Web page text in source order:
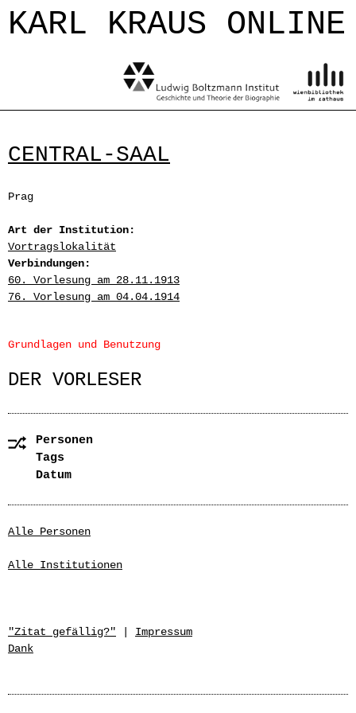
Jump to navigation
KARL KRAUS ONLINE
CENTRAL-SAAL
Prag
Art der Institution:
Vortragslokalität
Verbindungen:
60. Vorlesung am 28.11.1913
76. Vorlesung am 04.04.1914
Grundlagen und Benutzung
DER VORLESER
Personen
Tags
Datum
Alle Personen
Alle Institutionen
"Zitat gefällig?"
Impressum
Dank